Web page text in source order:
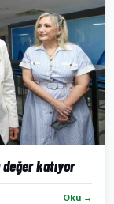
değer katıyor
Oku →